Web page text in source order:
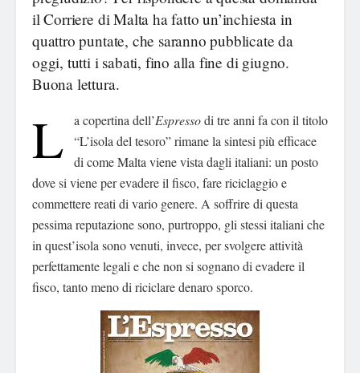
il Corriere di Malta ha fatto un’inchiesta in
quattro puntate, che saranno pubblicate da
oggi, tutti i sabati, fino alla fine di giugno.
Buona lettura.
L a copertina dell’Espressodi tre anni fa con il titolo
“L’isola del tesoro” rimane la sintesi più efficace
di come Malta viene vista dagli italiani: un posto
dove si viene per evadere il fisco, fare riciclaggio e
commettere reati di vario genere. A soffrire di questa
pessima reputazione sono, purtroppo, gli stessi italiani che
in quest’isola sono venuti, invece, per svolgere attività
perfettamente legali e che non si sognano di evadere il
fisco, tanto meno di riciclare denaro sporco.